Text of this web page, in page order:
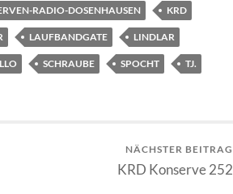
RADIO-DOSENHAUSEN KRD
LAUFBANDGATE LINDLAR
SCHRAUBE SPOCHT TJ.
NÄCHSTER BEITRAG
KRD Konserve 252